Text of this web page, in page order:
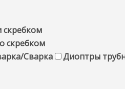
скребком
скребком
Сварка Диоптры